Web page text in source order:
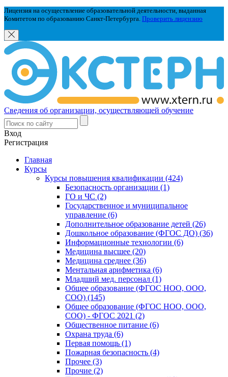
Лицензия на осуществление образовательной деятельности, выданная
Комитетом по образованию Санкт-Петербурга. Проверить лицензию
Сведения об организации, осуществляющей обучение
Вход
Регистрация
Главная
Курсы
Курсы повышения квалификации (424)
Безопасность организации (1)
ГО и ЧС (2)
Государственное и муниципальное
управление (6)
Дополнительное образование детей (26)
Дошкольное образование (ФГОС ДО) (36)
Информационные технологии (6)
Медицина высшее (20)
Медицина среднее (36)
Ментальная арифметика (6)
Младший мед. персонал (1)
Общее образование (ФГОС НОО, ООО,
СОО) (145)
Общее образование (ФГОС НОО, ООО,
СОО) - ФГОС 2021 (2)
Общественное питание (6)
Охрана труда (6)
Первая помощь (1)
Пожарная безопасность (4)
Прочее (3)
Прочие (2)